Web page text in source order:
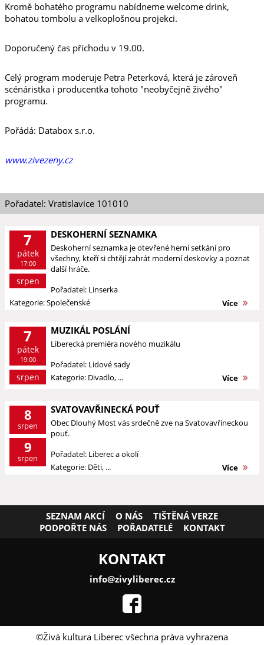
Kromě bohatého programu nabídneme welcome drink,
bohatou tombolu a velkoplošnou projekci.
Doporučený čas příchodu v 19.00.
Celý program moderuje Petra Peterková, která je zároveň
scénáristka i producentka tohoto "neobyčejně živého"
programu.
Pořádá: Databox s.r.o.
www.zivezeny.cz
Pořadatel: Vratislavice 101010
7
pátek
17:00
srpen
DESKOHERNÍ SEZNAMKA
Deskoherní seznamka je otevřené herní setkání pro
všechny, kteří si chtějí zahrát moderní deskovky a poznat
další hráče.
Pořadatel: Linserka
Kategorie: Společenské
Více
7
pátek
19:00
srpen
MUZIKÁL POSLÁNÍ
Liberecká premiéra nového muzikálu
Pořadatel: Lidové sady
Kategorie: Divadlo, ...
Více
8
srpen
9
srpen
SVATOVAVŘINECKÁ POUŤ
Obec Dlouhý Most vás srdečně zve na Svatovavřineckou
pouť.
Pořadatel: Liberec a okolí
Kategorie: Děti, ...
Více
SEZNAM AKCÍ O NÁS
TIŠTĚNÁ VERZE
PODPOŘTE NÁS
POŘADATELÉ KONTAKT
KONTAKT
info@zivyliberec.cz
©Živá kultura Liberec všechna práva vyhrazena